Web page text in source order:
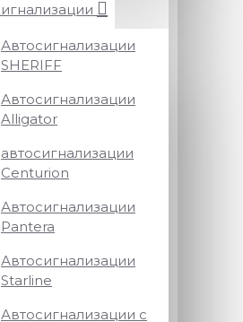
Автосигнализации
SHERIFF
Автосигнализации
Alligator
автосигнализации
Centurion
Автосигнализации
Pantera
Автосигнализации
Starline
Автосигнализации с